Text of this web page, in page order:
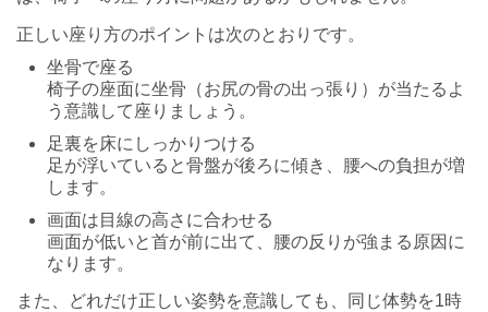
正しい座り方のポイントは次のとおりです。
坐骨で座る
椅子の座面に坐骨（お尻の骨の出っ張り）が当たるよ
う意識して座りましょう。
足裏を床にしっかりつける
足が浮いていると骨盤が後ろに傾き、腰への負担が増
します。
画面は目線の高さに合わせる
画面が低いと首が前に出て、腰の反りが強まる原因に
なります。
また、どれだけ正しい姿勢を意識しても、同じ体勢を1時